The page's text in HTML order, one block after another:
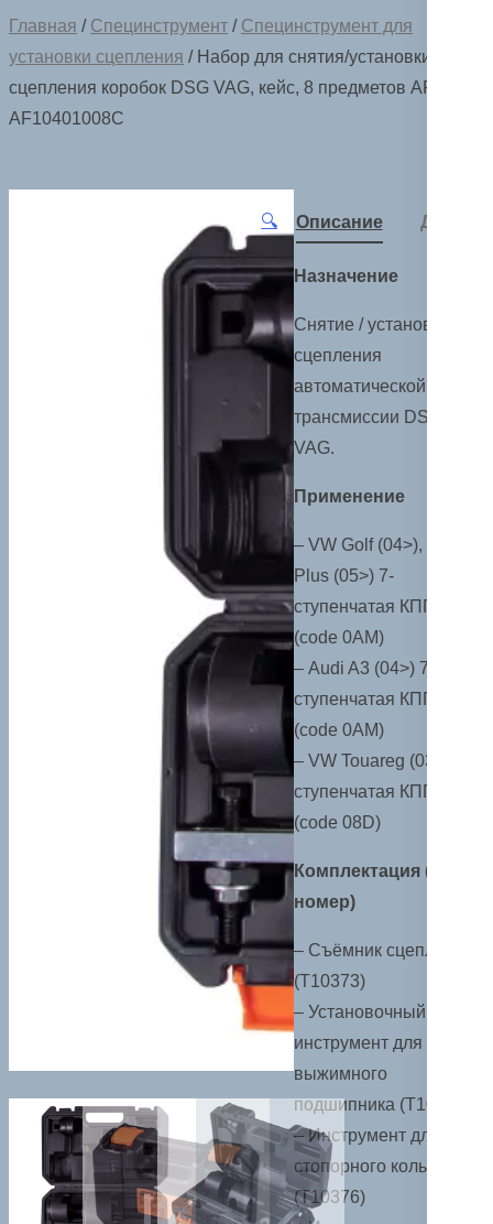
Главная / Специнструмент / Специнструмент для
установки сцепления / Набор для снятия/установки
сцепления коробок DSG VAG, кейс, 8 предметов AFFIX
AF10401008C
🔍 Описание Детали
Назначение
Снятие / установка
сцепления
автоматической
трансмиссии DSG
VAG.
Применение
– VW Golf (04>), Golf
Plus (05>) 7-
ступенчатая КПП
(code 0AM)
– Audi A3 (04>) 7-
ступенчатая КПП
(code 0AM)
– VW Touareg (03>) 6-
ступенчатая КПП
(code 08D)
Комплектация (ОЕМ
номер)
– Съёмник сцепления
(T10373)
– Установочный
инструмент для
выжимного
подшипника (T10374)
– Инструмент для
стопорного кольца
(T10376)